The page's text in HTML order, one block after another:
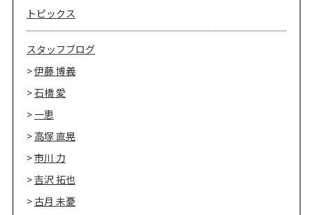
トピックス
スタッフブログ
伊藤 博義
石橋 愛
一恵
高塚 直晃
市川 力
吉沢 拓也
古月 未憂